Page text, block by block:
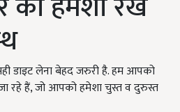
डाइट लेना बेहद जरुरी है. हम आपको
रहे हैं, जो आपको हमेशा चुस्त व दुरुस्त